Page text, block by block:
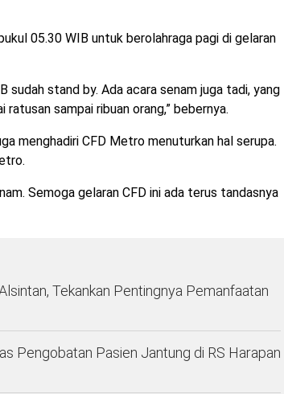
05.30 WIB untuk berolahraga pagi di gelaran
sudah stand by. Ada acara senam juga tadi, yang
sampai ribuan orang,” bebernya.
menghadiri CFD Metro menuturkan hal serupa.
Semoga gelaran CFD ini ada terus tandasnya
Tekankan Pentingnya Pemanfaatan
Pengobatan Pasien Jantung di RS Harapan